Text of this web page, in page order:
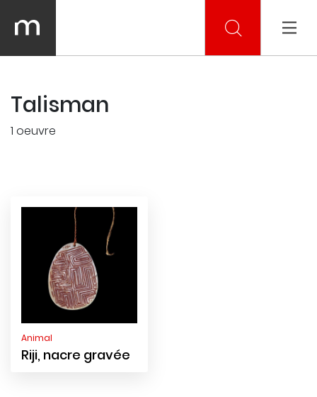
Talisman
1 oeuvre
Animal
Riji, nacre gravée